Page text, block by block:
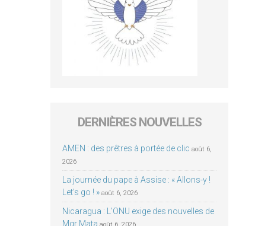
DERNIÈRES NOUVELLES
AMEN : des prêtres à portée de clic août 6,
2026
La journée du pape à Assise : « Allons-y !
Let’s go ! » août 6, 2026
Nicaragua : L’ONU exige des nouvelles de
Mgr Mata